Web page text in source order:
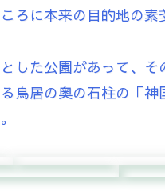
ろに本来の目的地の素
した公園があって、
鳥居の奥の石柱の「神